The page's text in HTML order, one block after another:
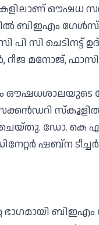
ഔഷധ
ബിഇഎം
സി ചെടിനട്ട്
റീജ മനോജ്,
ഔഷധശാലയുടെ
സ്‌കൂളില്‍
ചെയ്തു. ഡോ.
ഷബ്ന
ഭാഗമായി